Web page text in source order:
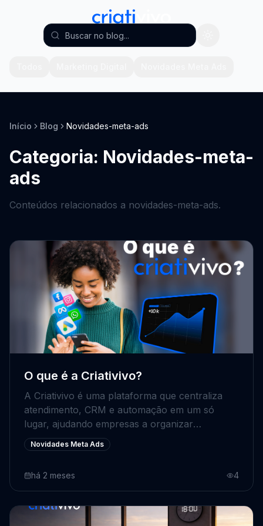
Início Blog Novidades-meta-ads
Categoria: Novidades-meta-
ads
Conteúdos relacionados a novidades-meta-ads.
O que é a Criativivo?
A Criativivo é uma plataforma que centraliza
atendimento, CRM e automação em um só
lugar, ajudando empresas a organizar
processos, ganhar produtividade e escalar
vendas com mais controle. Automatize tarefas,
forma simples e eficiente.
Novidades Meta Ads
há 2 meses 4